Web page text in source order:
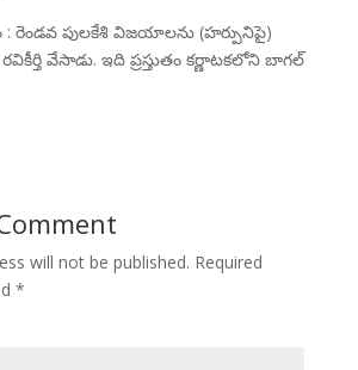
రెండవ పులకేశి విజయాలను (హర్పునిపై)
వేసాడు. ఇది ప్రస్తుతం కర్ణాటకలోని బాగల్
will not be published. Required
*